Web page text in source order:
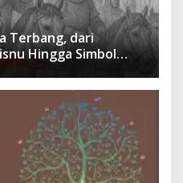
Terbang, dari
Hingga Simbol